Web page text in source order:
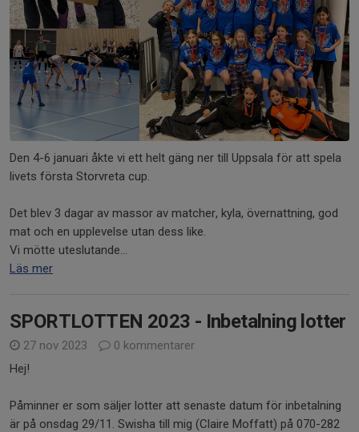
Den 4-6 januari åkte vi ett helt gäng ner till Uppsala för att spela
livets första Storvreta cup.
Det blev 3 dagar av massor av matcher, kyla, övernattning, god
mat och en upplevelse utan dess like.
Vi mötte uteslutande...
Läs mer
SPORTLOTTEN 2023 - Inbetalning lotter
27 nov 2023
0 kommentarer
Hej!
Påminner er som säljer lotter att senaste datum för inbetalning
är på onsdag 29/11. Swisha till mig (Claire Moffatt) på 070-282